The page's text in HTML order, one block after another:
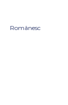
Românesc